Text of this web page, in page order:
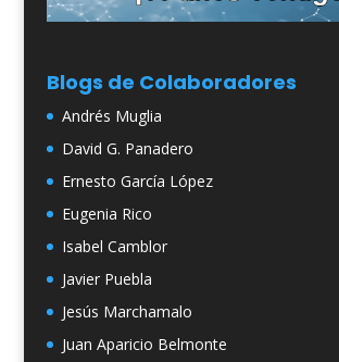
Blogs de Colaboradores
Andrés Muglia
David G. Panadero
Ernesto García López
Eugenia Rico
Isabel Camblor
Javier Puebla
Jesús Marchamalo
Juan Aparicio Belmonte